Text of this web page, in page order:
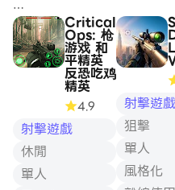
和更高的挑戰，以滿足您
的遊戲渴望。
如果您喜歡射擊遊戲，這
款以家禽為中心的射擊遊
戲是必玩之作。
小雞槍和小雞攻擊遊戲透
過標誌性任務：拯救王
國，帶您回到青春的寧靜
歲月。你的目標是協助你
的指揮官在不同的領域與
玩家可以使用先進的武器，
劍，槍和激光槍。對於拍攝對
象加入恐龍英雄和忍者武士之
間的戰爭，目標是成為一個偉
大的恐龍英雄。
在實時的精確度和速度測試準
備馬不停蹄的行動！秀出你的
超級英雄王朝戰士的技能在這
個空間裡生存的奇遇。提供了
數百種具有特殊能力的英雄可
Critical
Ops: 枪
游戏 和
平精英
反恐吃鸡
精英
4.9
射擊遊戲
休閒
單人
射擊遊戲
狙擊
單人
風格化